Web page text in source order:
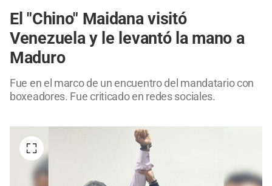
El "Chino" Maidana visitó
Venezuela y le levantó la mano a
Maduro
Fue en el marco de un encuentro del mandatario con
boxeadores. Fue criticado en redes sociales.